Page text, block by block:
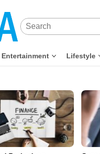
Entertainment Lifestyle